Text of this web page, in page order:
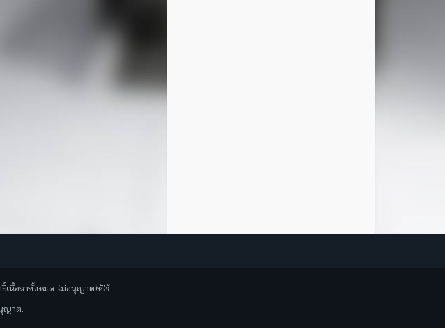
นื้อหาทั้งหมด ไม่อนุญาตให้ใช้
ญาต.